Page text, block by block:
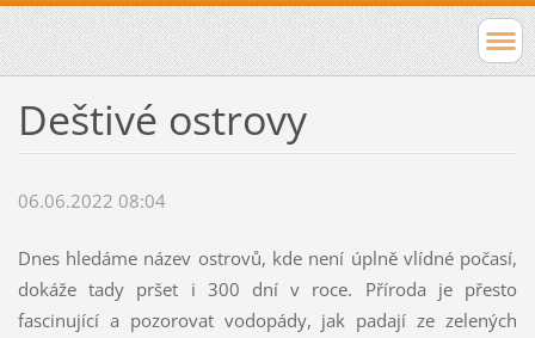
Deštivé ostrovy
06.06.2022 08:04
Dnes hledáme název ostrovů, kde není úplně vlídné počasí,
dokáže tady pršet i 300 dní v roce. Příroda je přesto
fascinující a pozorovat vodopády, jak padají ze zelených